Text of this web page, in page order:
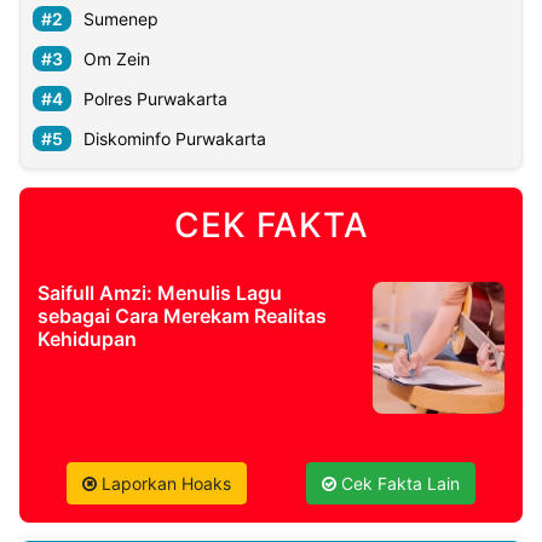
Sumenep
Om Zein
Polres Purwakarta
Diskominfo Purwakarta
CEK FAKTA
Saifull Amzi: Menulis Lagu
sebagai Cara Merekam Realitas
Kehidupan
Laporkan Hoaks Cek Fakta Lain